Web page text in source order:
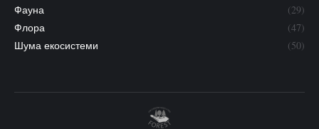
Фауна
(29)
Флора
(47)
Шума екосистеми
(50)